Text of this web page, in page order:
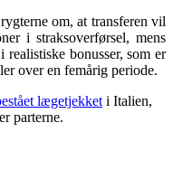
om, at transferen vil
i straksoverførsel, mens
bonusser, som er
over en femårig periode.
lægetjekket i Italien,
parterne.